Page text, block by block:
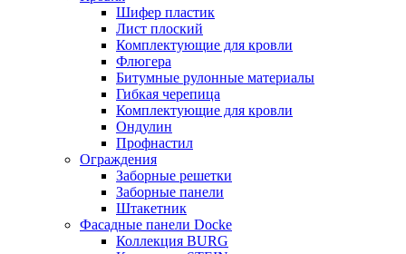
Шифер пластик
Лист плоский
Комплектующие для кровли
Флюгера
Битумные рулонные материалы
Гибкая черепица
Комплектующие для кровли
Ондулин
Профнастил
Ограждения
Заборные решетки
Заборные панели
Штакетник
Фасадные панели Docke
Коллекция BURG